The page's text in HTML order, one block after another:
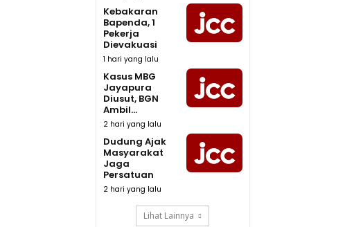
Kebakaran
Bapenda, 1
Pekerja
Dievakuasi
1 hari yang lalu
Kasus MBG
Jayapura
Diusut, BGN
Ambil...
2 hari yang lalu
Dudung Ajak
Masyarakat
Jaga
Persatuan
2 hari yang lalu
Lihat Lainnya